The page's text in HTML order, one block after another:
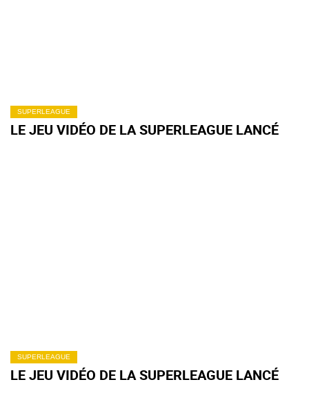
SUPERLEAGUE
LE JEU VIDÉO DE LA SUPERLEAGUE LANCÉ
SUPERLEAGUE
LE JEU VIDÉO DE LA SUPERLEAGUE LANCÉ